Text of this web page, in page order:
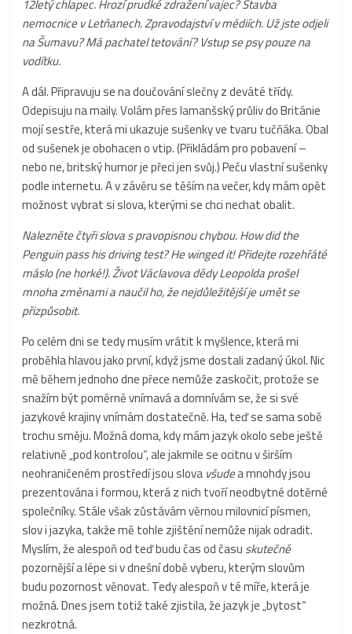
12letý chlapec. Hrozí prudké zdražení vajec? Stavba
nemocnice v Letňanech.Zpravodajství v médiích. Už jste odjeli
na Šumavu? Má pachatel tetování? Vstup se psy pouze na
vodítku.
A dál. Připravuju se na doučování slečny z deváté třídy.
Odepisuju na maily. Volám přes lamanšský průliv do Británie
mojí sestře, která mi ukazuje sušenky ve tvaru tučňáka. Obal
od sušenek je obohacen o vtip. (Přikládám pro pobavení –
nebo ne, britský humor je přeci jen svůj.) Peču vlastní sušenky
podle internetu. A v závěru se těším na večer, kdy mám opět
možnost vybrat si slova, kterými se chci nechat obalit.
Nalezněte čtyři slova s pravopisnou chybou. How did the
Penguin pass his driving test? He winged it! Přidejte rozehřáté
máslo (ne horké!). Život Václavova dědy Leopolda prošel
mnoha změnami a naučil ho, že nejdůležitější je umět se
přizpůsobit.
Po celém dni se tedy musím vrátit k myšlence, která mi
proběhla hlavou jako první, když jsme dostali zadaný úkol. Nic
mě během jednoho dne přece nemůže zaskočit, protože se
snažím být poměrně vnímavá a domnívám se, že si své
jazykové krajiny vnímám dostatečně. Ha, teď se sama sobě
trochu směju. Možná doma, kdy mám jazyk okolo sebe ještě
relativně „pod kontrolou“, ale jakmile se ocitnu v širším
neohraničeném prostředí jsou slova všudea mnohdy jsou
prezentována i formou, která z nich tvoří neodbytné dotěrné
společníky. Stále však zůstávám věrnou milovnicí písmen,
slov i jazyka, takže mě tohle zjištění nemůže nijak odradit.
Myslím, že alespoň od teď budu čas od času skutečně
pozornější a lépe si v dnešní době vyberu, kterým slovům
budu pozornost věnovat. Tedy alespoň v té míře, která je
možná. Dnes jsem totiž také zjistila, že jazyk je „bytost“
nezkrotná.